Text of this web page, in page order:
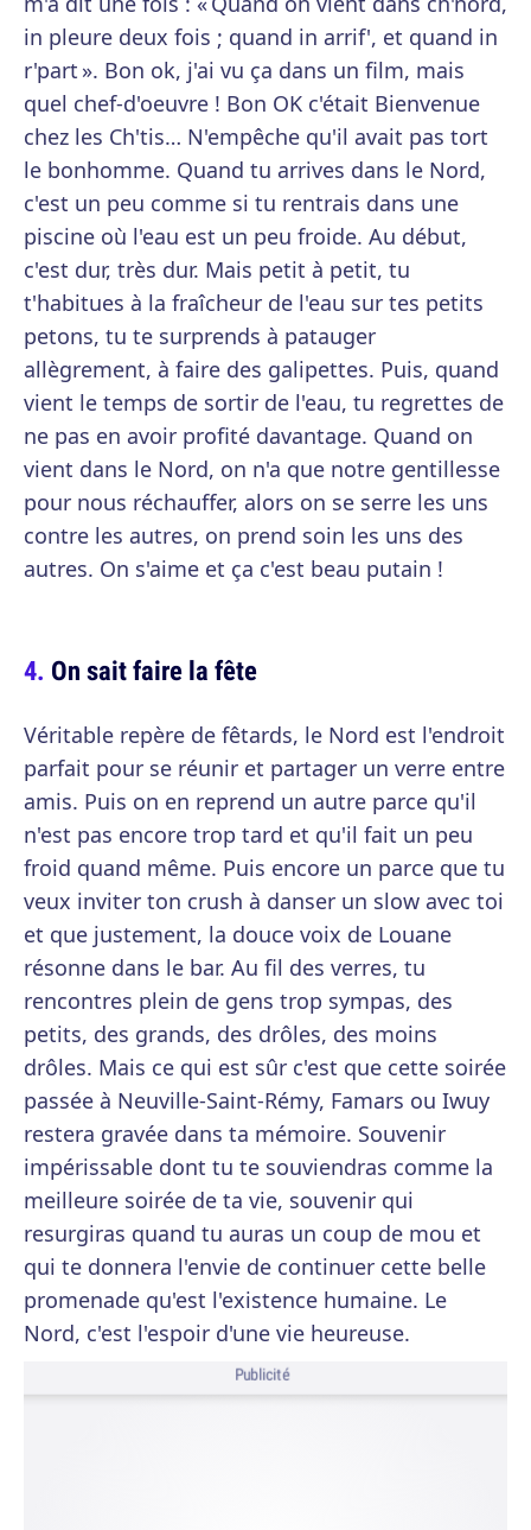
in pleure deux fois ; quand in arrif', et quand in
r'part ». Bon ok, j'ai vu ça dans un film, mais
quel chef-d'oeuvre ! Bon OK c'était Bienvenue
chez les Ch'tis… N'empêche qu'il avait pas tort
le bonhomme. Quand tu arrives dans le Nord,
c'est un peu comme si tu rentrais dans une
piscine où l'eau est un peu froide. Au début,
c'est dur, très dur. Mais petit à petit, tu
t'habitues à la fraîcheur de l'eau sur tes petits
petons, tu te surprends à patauger
allègrement, à faire des galipettes. Puis, quand
vient le temps de sortir de l'eau, tu regrettes de
ne pas en avoir profité davantage. Quand on
vient dans le Nord, on n'a que notre gentillesse
pour nous réchauffer, alors on se serre les uns
contre les autres, on prend soin les uns des
autres. On s'aime et ça c'est beau putain !
On sait faire la fête
Véritable repère de fêtards, le Nord est l'endroit
parfait pour se réunir et partager un verre entre
amis. Puis on en reprend un autre parce qu'il
n'est pas encore trop tard et qu'il fait un peu
froid quand même. Puis encore un parce que tu
veux inviter ton crush à danser un slow avec toi
et que justement, la douce voix de Louane
résonne dans le bar. Au fil des verres, tu
rencontres plein de gens trop sympas, des
petits, des grands, des drôles, des moins
drôles. Mais ce qui est sûr c'est que cette soirée
passée à Neuville-Saint-Rémy, Famars ou Iwuy
restera gravée dans ta mémoire. Souvenir
impérissable dont tu te souviendras comme la
meilleure soirée de ta vie, souvenir qui
resurgiras quand tu auras un coup de mou et
qui te donnera l'envie de continuer cette belle
promenade qu'est l'existence humaine. Le
Nord, c'est l'espoir d'une vie heureuse.
Publicité